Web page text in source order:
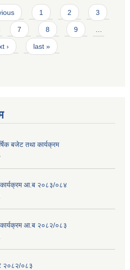
1 2 3
7 8 9 …
› last »
बजेट तथा कार्यक्रम
कार्यक्रम आ.ब २०८३/०८४
कार्यक्रम आ.ब २०८२/०८३
२०८२/०८३